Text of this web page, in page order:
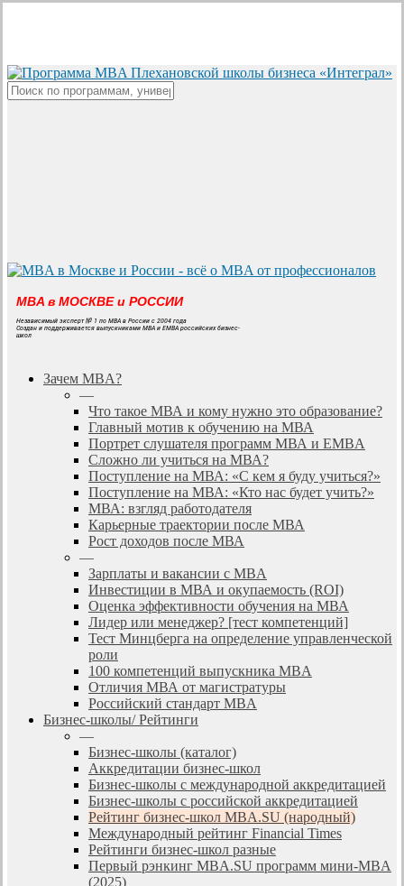
content
MBA в МОСКВЕ и РОССИИ
Независимый эксперт № 1 по MBA в России с 2004 года
Создан и поддерживается выпускниками MBA и EMBA российских бизнес-
школ
search
Menu
Зачем MBA?
—
Что такое МВА и кому нужно это образование?
Главный мотив к обучению на МВА
Портрет слушателя программ МВА и EMBA
Сложно ли учиться на МВА?
Поступление на МВА: «С кем я буду учиться?»
Поступление на МВА: «Кто нас будет учить?»
МВА: взгляд работодателя
Карьерные траектории после МВА
Рост доходов после МВА
—
Зарплаты и вакансии с MBA
Инвестиции в МВА и окупаемость (ROI)
Оценка эффективности обучения на МВА
Лидер или менеджер? [тест компетенций]
Тест Минцберга на определение управленческой
роли
100 компетенций выпускника MBA
Отличия МВА от магистратуры
Российский стандарт MBA
Бизнес-школы/ Рейтинги
—
Бизнес-школы (каталог)
Аккредитации бизнес-школ
Бизнес-школы с международной аккредитацией
Бизнес-школы с российской аккредитацией
Рейтинг бизнес-школ MBA.SU (народный)
Международный рейтинг Financial Times
Рейтинги бизнес-школ разные
Первый рэнкинг MBA.SU программ мини-MBA
(2025)